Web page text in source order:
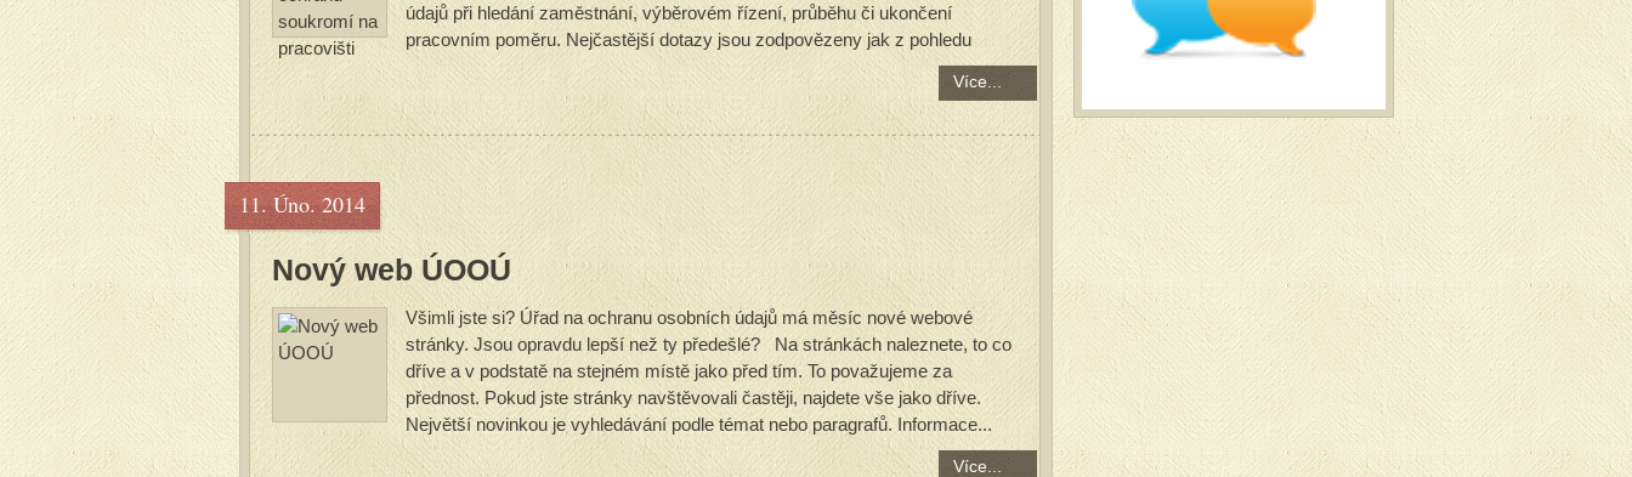
údajů při hledání zaměstnání, výběrovém řízení, průběhu či ukončení
pracovním poměru. Nejčastější dotazy jsou zodpovězeny jak z pohledu
praxe a...
Více...
11. Úno. 2014
Nový web ÚOOÚ
Všimli jste si? Úřad na ochranu osobních údajů má měsíc nové webové
stránky. Jsou opravdu lepší než ty předešlé? Na stránkách naleznete, to co
dříve a v podstatě na stejném místě jako před tím. To považujeme za
přednost. Pokud jste stránky navštěvovali častěji, najdete vše jako dříve.
Největší novinkou je vyhledávání podle témat nebo paragrafů. Informace...
Více...